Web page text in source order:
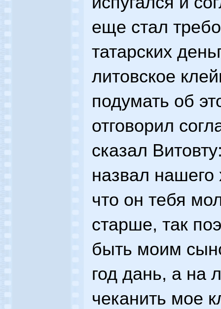
еще стал
татарских
литовское
подумать об
отговорил
сказал
назвал
что он тебя
старше, так
быть моим
год дань, а на
чеканить мое